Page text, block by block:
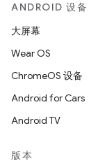
ANDROID 设备
大屏幕
Wear OS
ChromeOS 设备
Android for Cars
Android TV
版本